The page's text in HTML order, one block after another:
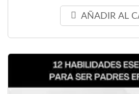
AÑADIR AL